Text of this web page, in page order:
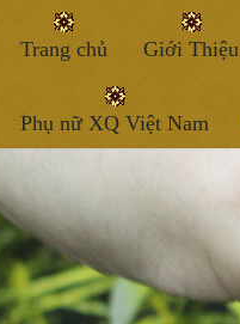
Trang chủ Giới Thiệu
Phụ nữ XQ Việt Nam